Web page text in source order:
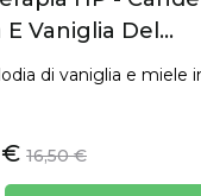
E Vaniglia Del...
di vaniglia e miele
€ 16,50 €